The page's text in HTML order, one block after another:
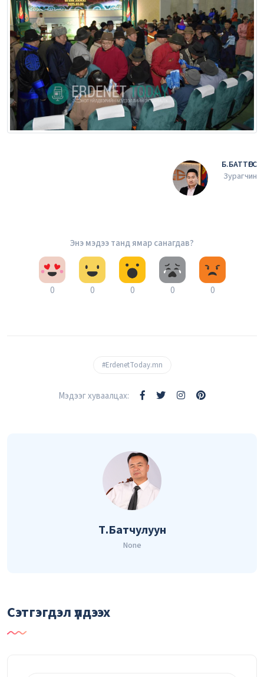
Б.БАТТӨГС
Зурагчин
Энэ мэдээ танд ямар санагдав?
0 0 0 0 0
#ErdenetToday.mn
Мэдээг хуваалцах:
Т.Батчулуун
None
Сэтгэгдэл үлдээх